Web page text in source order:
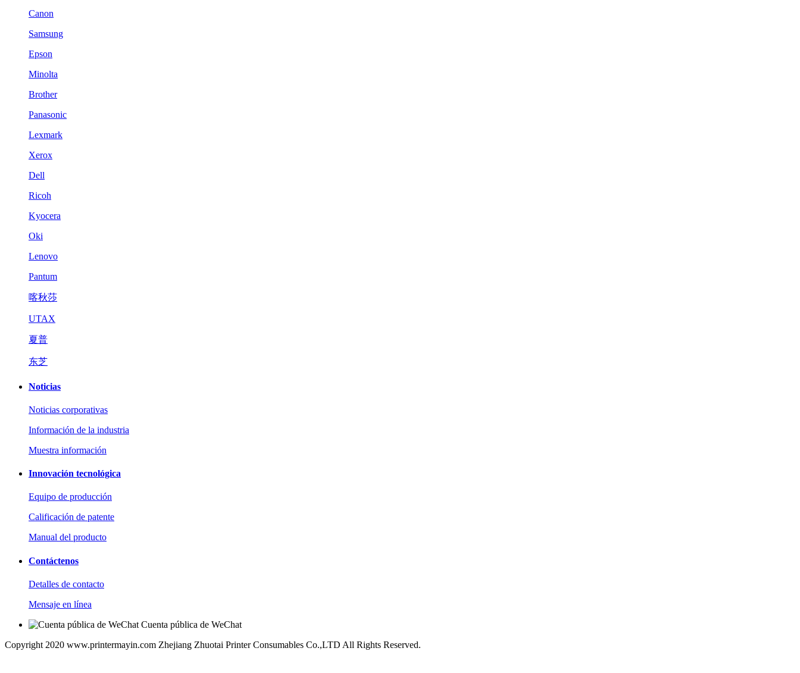
Canon
Samsung
Epson
Minolta
Brother
Panasonic
Lexmark
Xerox
Dell
Ricoh
Kyocera
Oki
Lenovo
Pantum
喀秋莎
UTAX
夏普
东芝
Noticias
Noticias corporativas
Información de la industria
Muestra información
Innovación tecnológica
Equipo de producción
Calificación de patente
Manual del producto
Contáctenos
Detalles de contacto
Mensaje en línea
Cuenta pública de WeChat
Copyright 2020 www.printermayin.com Zhejiang Zhuotai Printer Consumables Co.,LTD All Rights Reserved.